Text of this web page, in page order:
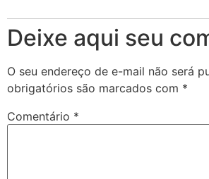
Deixe aqui seu
O seu endereço de e-mail não será
obrigatórios são marcados com *
Comentário *